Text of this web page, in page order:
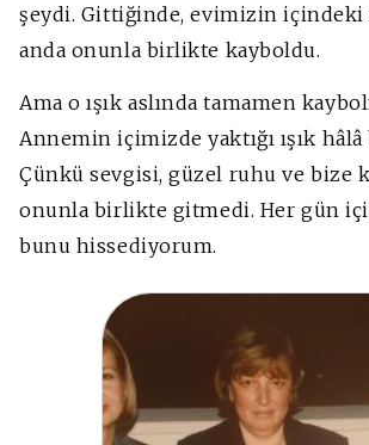
şeydi. Gittiğinde, evimizin içindeki
anda onunla birlikte kayboldu.
Ama o ışık aslında tamamen
Annemin içimizde yaktığı ışık
Çünkü sevgisi, güzel ruhu ve bize
onunla birlikte gitmedi. Her gün
bunu hissediyorum.